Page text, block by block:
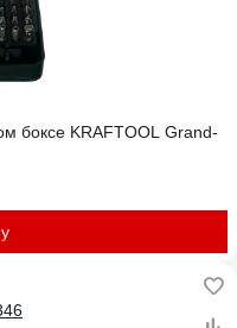
боксе KRAFTOOL Grand-